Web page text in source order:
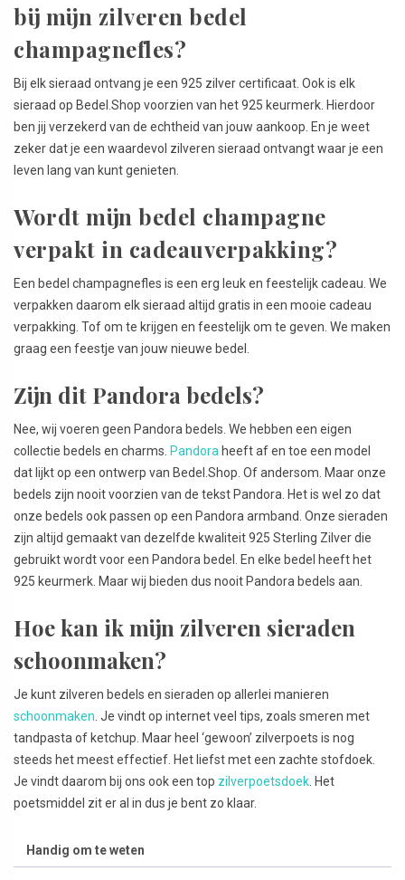
bij mijn zilveren bedel
champagnefles?
Bij elk sieraad ontvang je een 925 zilver certificaat. Ook is elk
sieraad op Bedel.Shop voorzien van het 925 keurmerk. Hierdoor
ben jij verzekerd van de echtheid van jouw aankoop. En je weet
zeker dat je een waardevol zilveren sieraad ontvangt waar je een
leven lang van kunt genieten.
Wordt mijn bedel champagne
verpakt in cadeauverpakking?
Een bedel champagnefles is een erg leuk en feestelijk cadeau. We
verpakken daarom elk sieraad altijd gratis in een mooie cadeau
verpakking. Tof om te krijgen en feestelijk om te geven. We maken
graag een feestje van jouw nieuwe bedel.
Zijn dit Pandora bedels?
Nee, wij voeren geen Pandora bedels. We hebben een eigen
collectie bedels en charms. Pandora heeft af en toe een model
dat lijkt op een ontwerp van Bedel.Shop. Of andersom. Maar onze
bedels zijn nooit voorzien van de tekst Pandora. Het is wel zo dat
onze bedels ook passen op een Pandora armband. Onze sieraden
zijn altijd gemaakt van dezelfde kwaliteit 925 Sterling Zilver die
gebruikt wordt voor een Pandora bedel. En elke bedel heeft het
925 keurmerk. Maar wij bieden dus nooit Pandora bedels aan.
Hoe kan ik mijn zilveren sieraden
schoonmaken?
Je kunt zilveren bedels en sieraden op allerlei manieren
schoonmaken . Je vindt op internet veel tips, zoals smeren met
tandpasta of ketchup. Maar heel ‘gewoon’ zilverpoets is nog
steeds het meest effectief. Het liefst met een zachte stofdoek.
Je vindt daarom bij ons ook een top zilverpoetsdoek . Het
poetsmiddel zit er al in dus je bent zo klaar.
Handig om te weten